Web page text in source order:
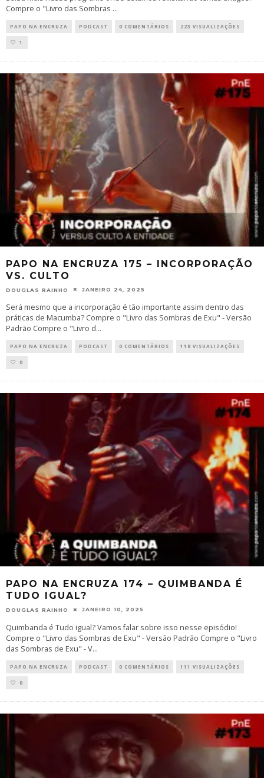
Compre o "Livro das Sombras ...
PAPO NA ENCRUZA PODCAST 0 COMENTÁRIOS 223 VISUALIZAÇÕES
1
PAPO NA ENCRUZA 175 – INCORPORAÇÃO
VS. CULTO
DOUGLAS RAINHO JANEIRO 24, 2025
Será mesmo que a incorporação é tão importante assim dentro das
práticas de Macumba? Compre o "Livro das Sombras de Exu" - Versão
Padrão Compre o "Livro d...
PAPO NA ENCRUZA PODCAST 0 COMENTÁRIOS 118 VISUALIZAÇÕES
0
PAPO NA ENCRUZA 174 – QUIMBANDA É
TUDO IGUAL?
DOUGLAS RAINHO JANEIRO 10, 2025
Quimbanda é Tudo igual? Vamos falar sobre isso nesse episódio!
Compre o "Livro das Sombras de Exu" - Versão Padrão Compre o "Livro
das Sombras de Exu" - V...
PAPO NA ENCRUZA PODCAST 0 COMENTÁRIOS 111 VISUALIZAÇÕES
0